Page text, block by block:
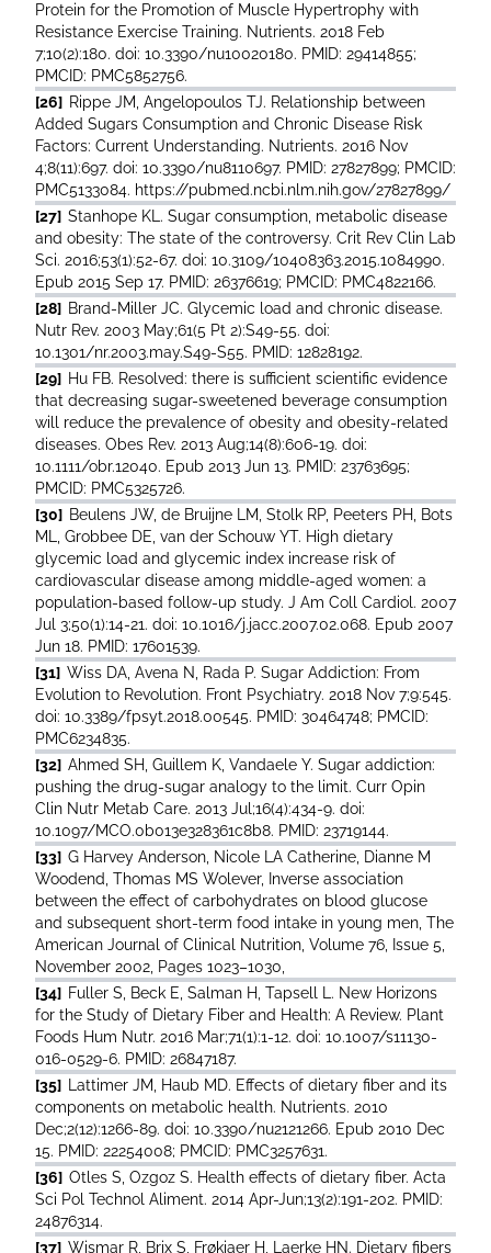
Protein for the Promotion of Muscle Hypertrophy with
Resistance Exercise Training. Nutrients. 2018 Feb
7;10(2):180. doi: 10.3390/nu10020180. PMID: 29414855;
PMCID: PMC5852756.
[26] Rippe JM, Angelopoulos TJ. Relationship between
Added Sugars Consumption and Chronic Disease Risk
Factors: Current Understanding. Nutrients. 2016 Nov
4;8(11):697. doi: 10.3390/nu8110697. PMID: 27827899; PMCID:
PMC5133084. https://pubmed.ncbi.nlm.nih.gov/27827899/
[27] Stanhope KL. Sugar consumption, metabolic disease
and obesity: The state of the controversy. Crit Rev Clin Lab
Sci. 2016;53(1):52-67. doi: 10.3109/10408363.2015.1084990.
Epub 2015 Sep 17. PMID: 26376619; PMCID: PMC4822166.
[28] Brand-Miller JC. Glycemic load and chronic disease.
Nutr Rev. 2003 May;61(5 Pt 2):S49-55. doi:
10.1301/nr.2003.may.S49-S55. PMID: 12828192.
[29] Hu FB. Resolved: there is sufficient scientific evidence
that decreasing sugar-sweetened beverage consumption
will reduce the prevalence of obesity and obesity-related
diseases. Obes Rev. 2013 Aug;14(8):606-19. doi:
10.1111/obr.12040. Epub 2013 Jun 13. PMID: 23763695;
PMCID: PMC5325726.
[30] Beulens JW, de Bruijne LM, Stolk RP, Peeters PH, Bots
ML, Grobbee DE, van der Schouw YT. High dietary
glycemic load and glycemic index increase risk of
cardiovascular disease among middle-aged women: a
population-based follow-up study. J Am Coll Cardiol. 2007
Jul 3;50(1):14-21. doi: 10.1016/j.jacc.2007.02.068. Epub 2007
Jun 18. PMID: 17601539.
[31] Wiss DA, Avena N, Rada P. Sugar Addiction: From
Evolution to Revolution. Front Psychiatry. 2018 Nov 7;9:545.
doi: 10.3389/fpsyt.2018.00545. PMID: 30464748; PMCID:
PMC6234835.
[32] Ahmed SH, Guillem K, Vandaele Y. Sugar addiction:
pushing the drug-sugar analogy to the limit. Curr Opin
Clin Nutr Metab Care. 2013 Jul;16(4):434-9. doi:
10.1097/MCO.0b013e328361c8b8. PMID: 23719144.
[33] G Harvey Anderson, Nicole LA Catherine, Dianne M
Woodend, Thomas MS Wolever, Inverse association
between the effect of carbohydrates on blood glucose
and subsequent short-term food intake in young men, The
American Journal of Clinical Nutrition, Volume 76, Issue 5,
November 2002, Pages 1023–1030,
[34] Fuller S, Beck E, Salman H, Tapsell L. New Horizons
for the Study of Dietary Fiber and Health: A Review. Plant
Foods Hum Nutr. 2016 Mar;71(1):1-12. doi: 10.1007/s11130-
016-0529-6. PMID: 26847187.
[35]
Lattimer JM, Haub MD. Effects of dietary fiber and its
components on metabolic health. Nutrients. 2010
Dec;2(12):1266-89. doi: 10.3390/nu2121266. Epub 2010 Dec
15. PMID: 22254008; PMCID: PMC3257631.
[36] Otles S, Ozgoz S. Health effects of dietary fiber. Acta
Sci Pol Technol Aliment. 2014 Apr-Jun;13(2):191-202. PMID:
24876314.
[37] Wismar R, Brix S, Frøkiaer H, Laerke HN. Dietary fibers